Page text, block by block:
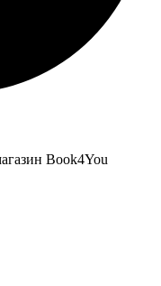
Book4You